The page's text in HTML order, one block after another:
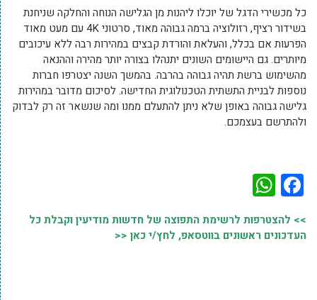
כל מכשירי הדגל של יוכלו ליהנות מן הגלישה הנוחה והחלקה שניחנת
בשידור רציף, רזולוציה ברמה גבוהה מאוד, סרטוני 4K עם מעט מאוד
הפרעות אם בכלל, והעלאת והורדת קבצים במהירות רבה ללא עיכובים
מיותרים. גם היישומים השונים יתנהלו בצורה יותר מהירה וההנאה
מהשימוש ברשת תהיה גבוהה בהרבה. בהמשך השנה יצטרפו חברות
נוספות לבניית התשתית הטכנולוגית החדישה. לסיכום מדובר במהירות
גלישה גבוהה באופן שלא ניתן להתעלם ממנו ומה שנשאר זה רק לבדוק
ולהתרשם בעצמכם.
Facebook
>> להצטרפות לרשימת התפוצה של חדשות מודיעין וקבלת כל
העדכונים ראשונים בווטסאפ, לחץ/י כאן <<